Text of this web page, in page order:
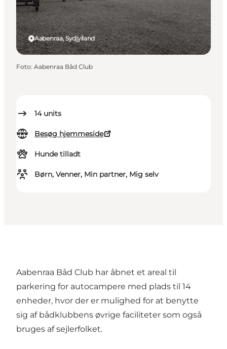
14 units
Besøg hjemmeside
Hunde tilladt
Børn, Venner, Min partner, Mig selv
Aabenraa, Sydjylland
Foto: Aabenraa Båd Club
Aabenraa Båd Club har åbnet et areal til
parkering for autocampere med plads til 14
enheder, hvor der er mulighed for at benytte
sig af bådklubbens øvrige faciliteter som også
bruges af sejlerfolket.